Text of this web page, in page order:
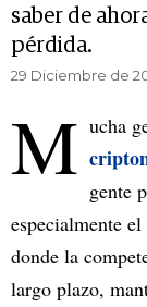
saber de
pérdida.
29 Diciembre de
M ucha
gente
especialmente
donde la
largo plazo,